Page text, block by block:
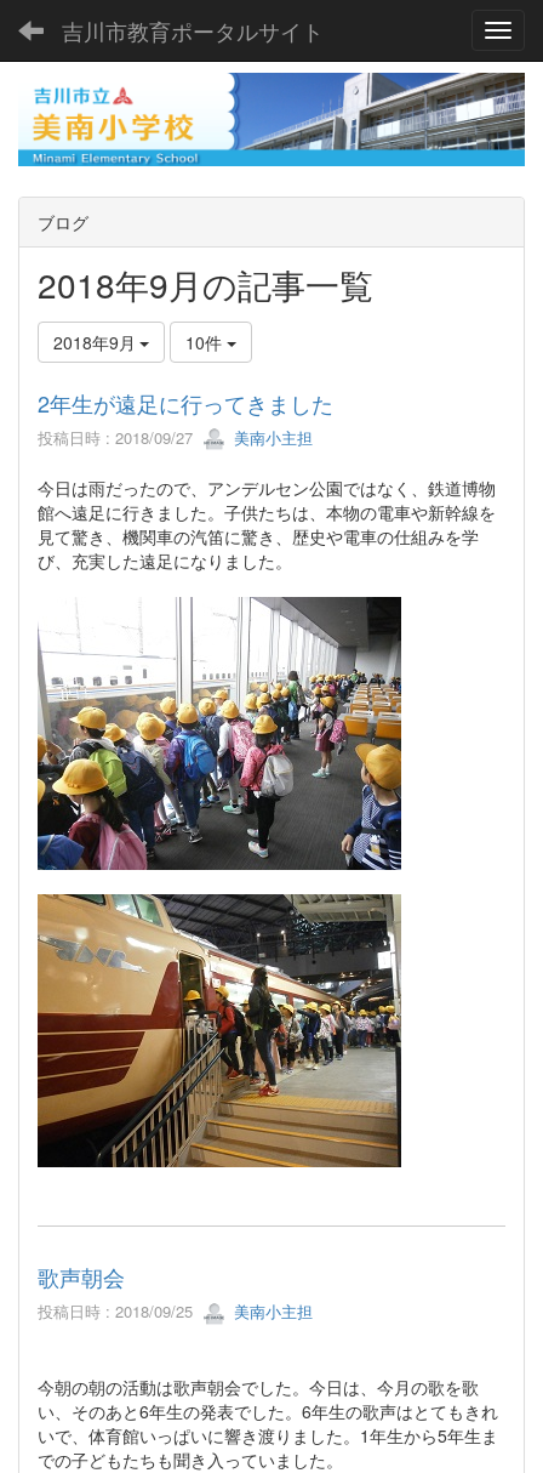
吉川市教育ポータルサイト
ブログ
2018年9月の記事一覧
2018年9月 10件
2年生が遠足に行ってきました
投稿日時 : 2018/09/27 美南小主担
今日は雨だったので、アンデルセン公園ではなく、鉄道博物
館へ遠足に行きました。子供たちは、本物の電車や新幹線を
見て驚き、機関車の汽笛に驚き、歴史や電車の仕組みを学
び、充実した遠足になりました。
歌声朝会
投稿日時 : 2018/09/25 美南小主担
今朝の朝の活動は歌声朝会でした。今日は、今月の歌を歌
い、そのあと6年生の発表でした。6年生の歌声はとてもきれ
いで、体育館いっぱいに響き渡りました。1年生から5年生ま
での子どもたちも聞き入っていました。